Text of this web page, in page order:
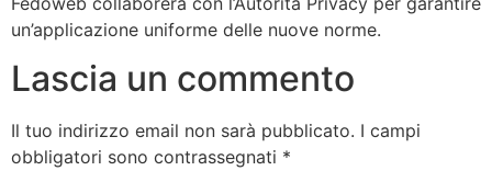
un’applicazione uniforme delle nuove norme.
Lascia un commento
Il tuo indirizzo email non sarà pubblicato. I campi
obbligatori sono contrassegnati *